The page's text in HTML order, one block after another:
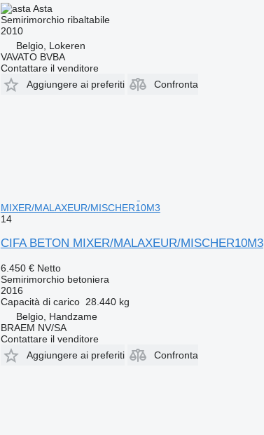
Asta
Semirimorchio ribaltabile
2010
Belgio, Lokeren
VAVATO BVBA
Contattare il venditore
Aggiungere ai preferiti
Confronta
MIXER/MALAXEUR/MISCHER10M3
14
CIFA BETON MIXER/MALAXEUR/MISCHER10M3
6.450 € Netto
Semirimorchio betoniera
2016
Capacità di carico 28.440 kg
Belgio, Handzame
BRAEM NV/SA
Contattare il venditore
Aggiungere ai preferiti
Confronta